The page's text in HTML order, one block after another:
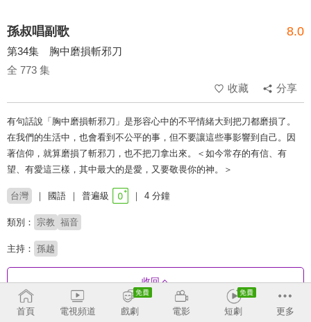
孫叔唱副歌 8.0
第34集 胸中磨損斬邪刀
全 773 集
收藏
分享
有句話說「胸中磨損斬邪刀」是形容心中的不平情緒大到把刀都磨損了。
在我們的生活中，也會看到不公平的事，但不要讓這些事影響到自己。因
著信仰，就算磨損了斬邪刀，也不把刀拿出來。＜如今常存的有信、有
望、有愛這三樣，其中最大的是愛，又要敬畏你的神。＞
台灣 國語 普遍級 4 分鐘
類別： 宗教 福音
主持： 孫越
收回
首頁 電視頻道 戲劇 電影 短劇 更多